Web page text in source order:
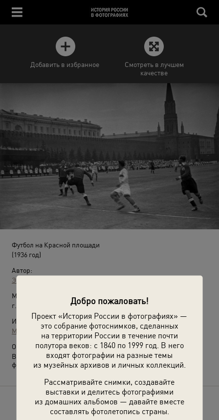
Добро пожаловать!
Проект «История России в фотографиях» —
это собрание фотоснимков, сделанных
на территории России в течение почти
полутора веков: с 1840 по 1999 год. В него
входят фотографии на разные темы
из музейных архивов и личных коллекций.
Рассматривайте снимки, создавайте
выставки и делитесь фотографиями
из домашних альбомов — давайте вместе
составлять фотолетопись страны.
Добавить в избранное
Смотреть в лучшем
качестве
Футбол на Красной площади
(1936 год)
Автор:
Эммануил Евзерихин
Место съемки:
г. Москва
Источники:
Музей Москвы
О фотографии:
Выставки
«Москва из Музея Москвы»и«Все на матч!»
фотографией.
Расскажите друзьям об этом фото